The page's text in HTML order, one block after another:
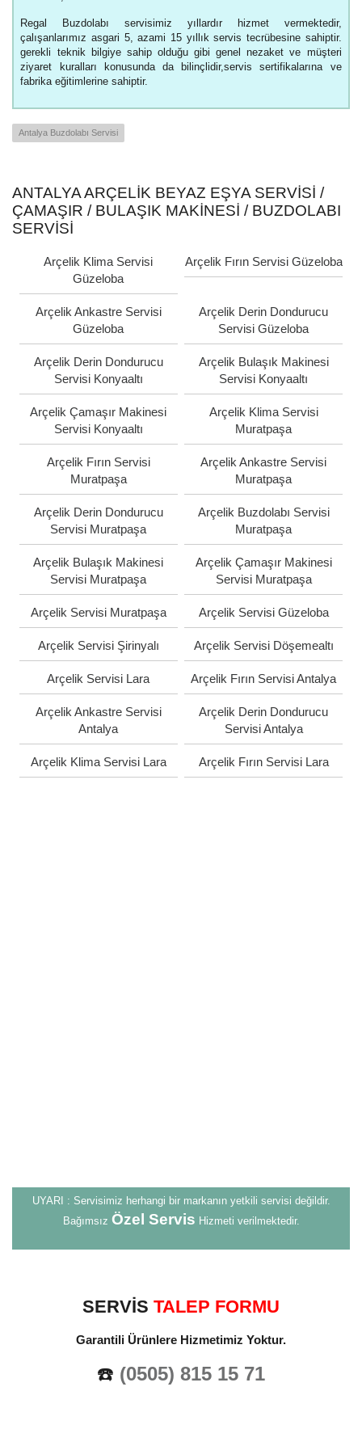
Regal Buzdolabı servisimiz yıllardır hizmet vermektedir,
çalışanlarımız asgari 5, azami 15 yıllık servis tecrübesine sahiptir.
gerekli teknik bilgiye sahip olduğu gibi genel nezaket ve müşteri
ziyaret kuralları konusunda da bilinçlidir,servis sertifikalarına ve
fabrika eğitimlerine sahiptir.
Antalya Buzdolabı Servisi
ANTALYA ARÇELIK BEYAZ EŞYA SERVISI /
ÇAMAŞIR / BULAŞIK MAKINESI / BUZDOLABI
SERVISI
Arçelik Klima Servisi
Güzeloba
Arçelik Fırın Servisi Güzeloba
Arçelik Ankastre Servisi
Güzeloba
Arçelik Derin Dondurucu
Servisi Güzeloba
Arçelik Derin Dondurucu
Servisi Konyaaltı
Arçelik Bulaşık Makinesi
Servisi Konyaaltı
Arçelik Çamaşır Makinesi
Servisi Konyaaltı
Arçelik Klima Servisi
Muratpaşa
Arçelik Fırın Servisi
Muratpaşa
Arçelik Ankastre Servisi
Muratpaşa
Arçelik Derin Dondurucu
Servisi Muratpaşa
Arçelik Buzdolabı Servisi
Muratpaşa
Arçelik Bulaşık Makinesi
Servisi Muratpaşa
Arçelik Çamaşır Makinesi
Servisi Muratpaşa
Arçelik Servisi Muratpaşa Arçelik Servisi Güzeloba
Arçelik Servisi Şirinyalı Arçelik Servisi Döşemealtı
Arçelik Servisi Lara Arçelik Fırın Servisi Antalya
Arçelik Ankastre Servisi
Antalya
Arçelik Derin Dondurucu
Servisi Antalya
Arçelik Klima Servisi Lara Arçelik Fırın Servisi Lara
UYARI : Servisimiz herhangi bir markanın yetkili servisi değildir.
Bağımsız Özel Servis Hizmeti verilmektedir.
SERVİS TALEP FORMU
Garantili Ürünlere Hizmetimiz Yoktur.
☎️ (0505) 815 15 71